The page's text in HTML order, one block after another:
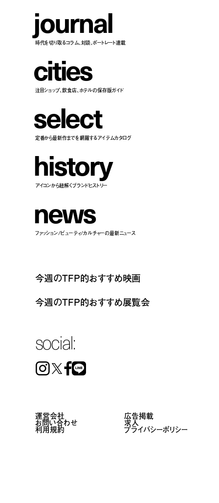
journal
時代を切り取るコラム、対談、ポートレート連載
cities
注目ショップ、飲食店、ホテルの保存版ガイド
select
定番から最新作までを網羅するアイテムカタログ
history
アイコンから紐解くブランドヒストリー
news
ファッション/ビューティ/カルチャーの最新ニュース
今週のTFP的おすすめ映画
今週のTFP的おすすめ展覧会
social:
Instagram FacebookLine
運営会社 広告掲載
お問い合わせ 求人
利用規約 プライバシーポリシー